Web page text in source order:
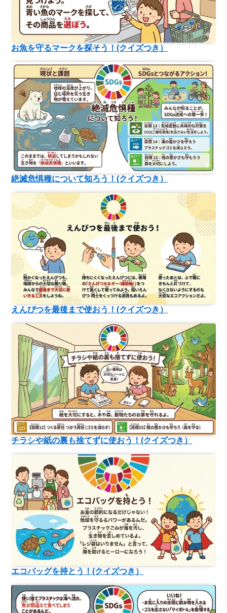
お魚を守るマークを探そう！(クイズつき）
絶滅危惧種について知ろう！(クイズつき）
えんぴつを最後まで使おう！(クイズつき）
チラシや紙の裏も捨てずに使おう！(クイズつき）
エコバッグを持とう！(クイズつき）